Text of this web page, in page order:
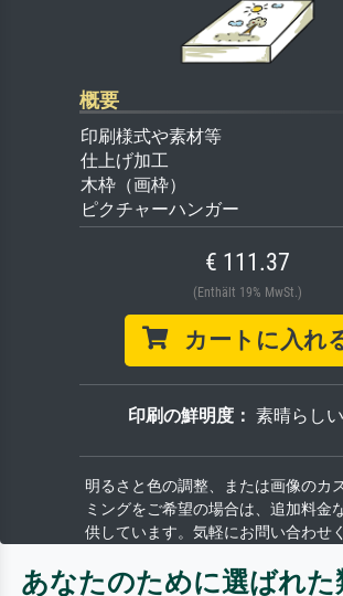
概要
印刷様式や素材等
仕上げ加工
木枠（画枠）
ピクチャーハンガー
€ 111.37
(Enthält 19% MwSt.)
カートに入れ
印刷の鮮明度： 素晴らしい
明るさと色の調整、または画像のカ
ミングをご希望の場合は、追加料金
供しています。気軽にお問い合わせ
あなたのために選ばれた